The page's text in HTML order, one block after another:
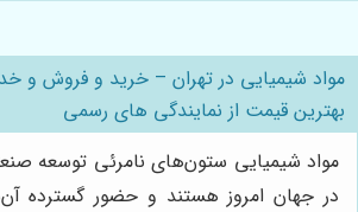
مواد شیمیایی در تهران – خرید و فروش و
بهترین قیمت از نمایندگی های رسمی
مواد شیمیایی ستون‌های نامرئی توسعه
در جهان امروز هستند و حضور گسترده